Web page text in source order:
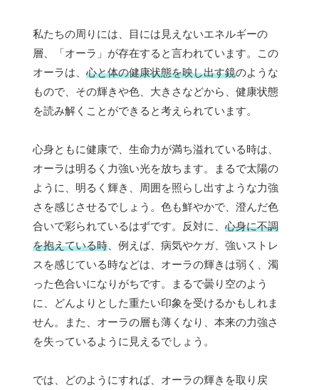
私たちの周りには、目には見えないエネルギーの
層、「オーラ」が存在すると言われています。この
オーラは、 心と体の健康状態を映し出す鏡のような
もので、その輝きや色、大きさなどから、健康状態
を読み解くことができると考えられています。
心身ともに健康で、生命力が満ち溢れている時は、
オーラは明るく力強い光を放ちます。まるで太陽の
ように、明るく輝き、周囲を照らし出すような力強
さを感じさせるでしょう。色も鮮やかで、澄んだ色
合いで彩られているはずです。反対に、 心身に不調
を抱えている時 、例えば、病気やケガ、強いストレ
スを感じている時などは、オーラの輝きは弱く、濁
った色合いになりがちです。まるで曇り空のよう
に、どんよりとした重たい印象を受けるかもしれま
せん。また、オーラの層も薄くなり、本来の力強さ
を失っているように見えるでしょう。
では、どのようにすれば、オーラの輝きを取り戻